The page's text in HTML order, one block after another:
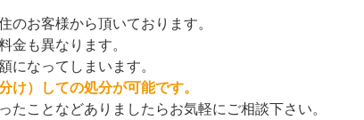
のお客様から頂いております。
も異なります。
なってしまいます。
）しての処分が可能です。
ことなどありましたらお気軽にご相談下さい。